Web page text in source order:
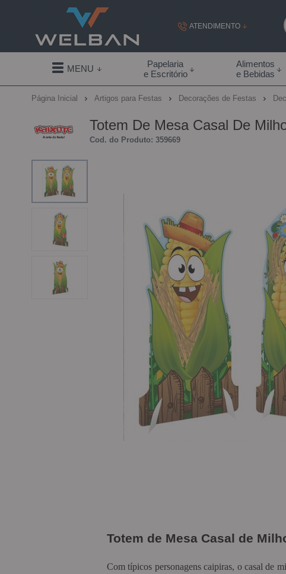
ATENDIMENTO
(19) 99855-7892
(19)
contato@welban.com.br
Segunda à sexta - 08:30h às
09:00h às
MENU
Papelaria
e Escritório
Alimentos
e Bebidas
Página Inicial Artigos para Festas Decorações de Festas
Totem De Mesa Casal De
Cod. do Produto: 359669
Totem de Mesa Casal de
Com típicos personagens caipiras, o casal de